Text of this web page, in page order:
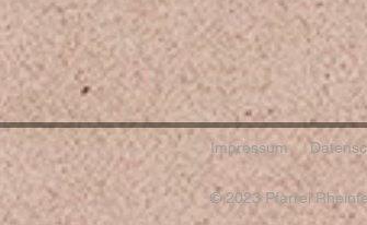
Impressum
© 2023 Pfarrei